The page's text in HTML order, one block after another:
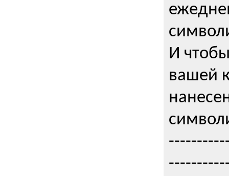
И
вашей